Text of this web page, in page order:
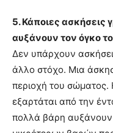
5. Κάποιες ασκήσεις
αυξάνουν τον όγκο
Δεν υπάρχουν
άλλο στόχο. Μια
περιοχή του
εξαρτάται από την
πολλά βάρη